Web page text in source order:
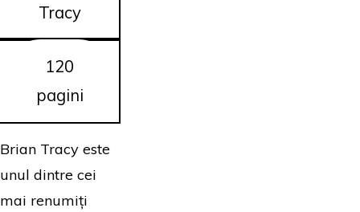
Tracy
120
pagini
Brian Tracy este
unul dintre cei
mai renumiți